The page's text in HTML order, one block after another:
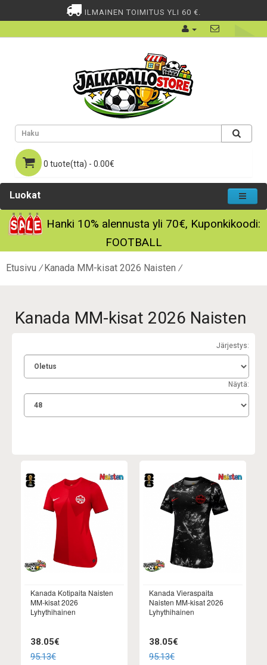
ILMAINEN TOIMITUS YLI 60 €.
0 tuote(tta) - 0.00€
Luokat
Hanki 10% alennusta yli 70€, Kuponkikoodi:
FOOTBALL
Etusivu Kanada MM-kisat 2026 Naisten
Kanada MM-kisat 2026 Naisten
Järjestys:
Näytä:
Kanada Kotipaita Naisten
MM-kisat 2026
Lyhythihainen
38.05€
95.13€
Kanada Vieraspaita
Naisten MM-kisat 2026
Lyhythihainen
38.05€
95.13€